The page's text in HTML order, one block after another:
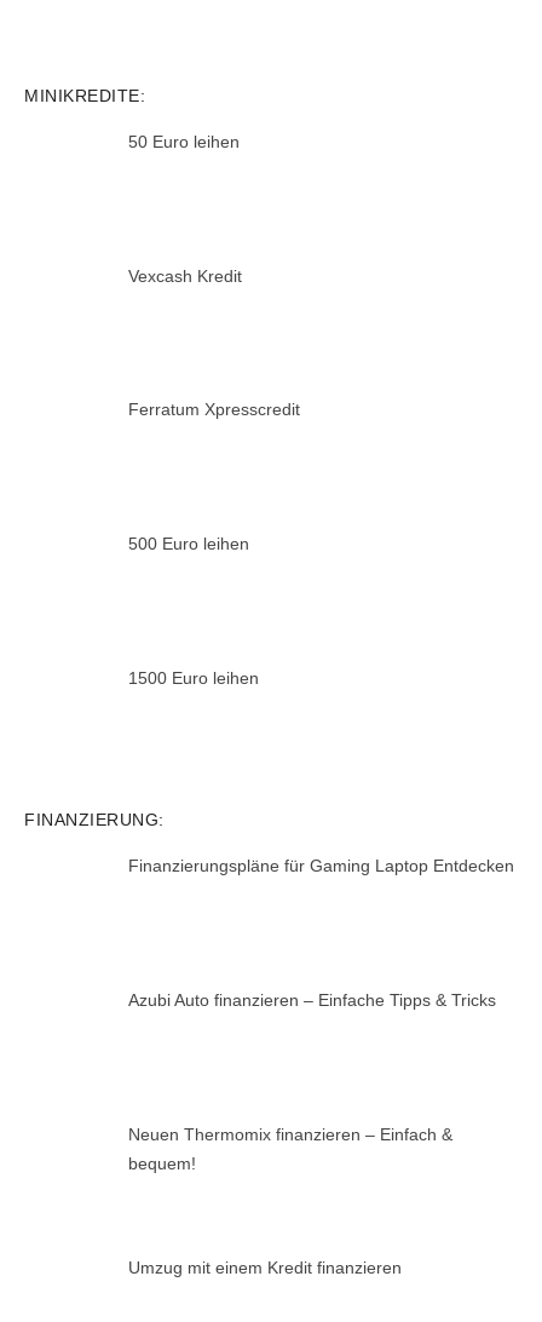
MINIKREDITE:
50 Euro leihen
Vexcash Kredit
Ferratum Xpresscredit
500 Euro leihen
1500 Euro leihen
FINANZIERUNG:
Finanzierungspläne für Gaming Laptop Entdecken
Azubi Auto finanzieren – Einfache Tipps & Tricks
Neuen Thermomix finanzieren – Einfach &
bequem!
Umzug mit einem Kredit finanzieren